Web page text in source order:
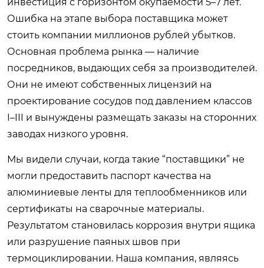
Ошибка на этапе выбора поставщика может
стоить компании миллионов рублей убытков.
Основная проблема рынка — наличие
посредников, выдающих себя за производителей.
Они не имеют собственных лицензий на
проектирование сосудов под давлением классов
I–III и вынуждены размещать заказы на сторонних
заводах низкого уровня.
Мы видели случаи, когда такие “поставщики” не
могли предоставить паспорт качества на
алюминиевые ленты для теплообменников или
сертификаты на сварочные материалы.
Результатом становилась коррозия внутри ящика
или разрушение паяных швов при
термоциклировании. Наша компания, являясь